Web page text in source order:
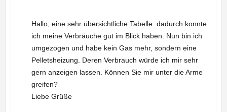
Hallo, eine sehr übersichtliche Tabelle. dadurch konnte
ich meine Verbräuche gut im Blick haben. Nun bin ich
umgezogen und habe kein Gas mehr, sondern eine
Pelletsheizung. Deren Verbrauch würde ich mir sehr
gern anzeigen lassen. Können Sie mir unter die Arme
greifen?
Liebe Grüße